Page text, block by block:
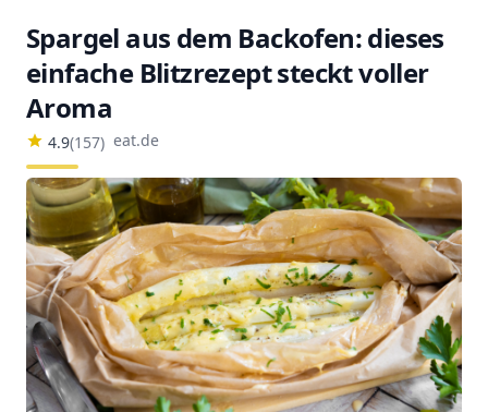
Spargel aus dem Backofen: dieses
einfache Blitzrezept steckt voller
Aroma
4.9(157) eat.de